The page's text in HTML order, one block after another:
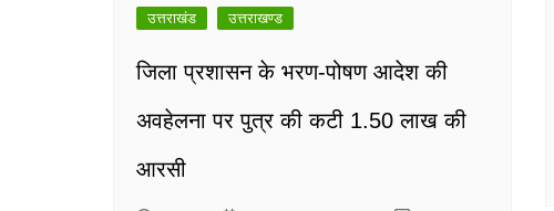
उत्तराखंड उत्तराखण्ड
जिला प्रशासन के भरण-पोषण आदेश की
अवहेलना पर पुत्र की कटी 1.50 लाख की
आरसी